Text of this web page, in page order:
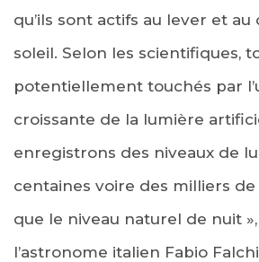
qu’ils sont actifs au lever et
soleil. Selon les scientifiques,
potentiellement touchés par
croissante de la lumière
enregistrons des niveaux de
centaines voire des milliers de
que le niveau naturel de nuit
l’astronome italien Fabio